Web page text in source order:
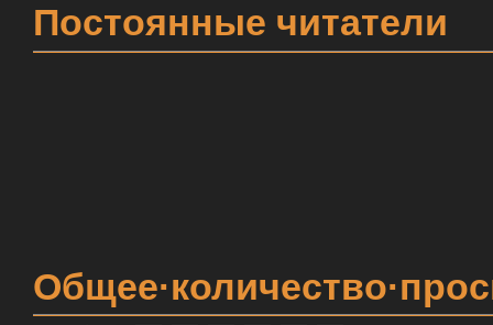
Постоянные читатели